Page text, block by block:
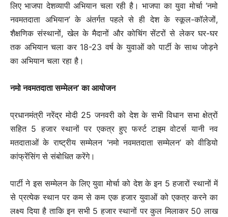
लिए भाजपा देशव्यापी अभियान चला रही है। भाजपा का युवा मोर्चा ‘नमो
नवमतदाता अभियान’ के अंतर्गत पहले से ही देश के स्कूल-कॉलेजों,
शैक्षणिक संस्थानों, खेल के मैदानों और कोचिंग सेंटरों से लेकर घर-घर
तक अभियान चला कर 18-23 वर्ष के युवाओं को पार्टी के साथ जोड़ने
का अभियान चला रहा है।
नमो नवमतदाता सम्मेलन’ का आयोजन
प्रधानमंत्री नरेंद्र मोदी 25 जनवरी को देश के सभी विधान सभा क्षेत्रों
सहित 5 हजार स्थानों पर एकत्र हुए फर्स्ट टाइम वोटर्स यानी नव
मतदाताओं के राष्ट्रीय सम्मेलन ‘नमो नवमतदाता सम्मेलन’ को वीडियो
कांफ्रेंसिंग से संबोधित करेंगे।
पार्टी ने इस सम्मेलन के लिए युवा मोर्चा को देश के इन 5 हजारों स्थानों में
से प्रत्येक स्थान पर कम से कम एक हजार युवाओं को एकत्र करने का
लक्ष्य दिया है ताकि इन सभी 5 हजार स्थानों पर कुल मिलाकर 50 लाख